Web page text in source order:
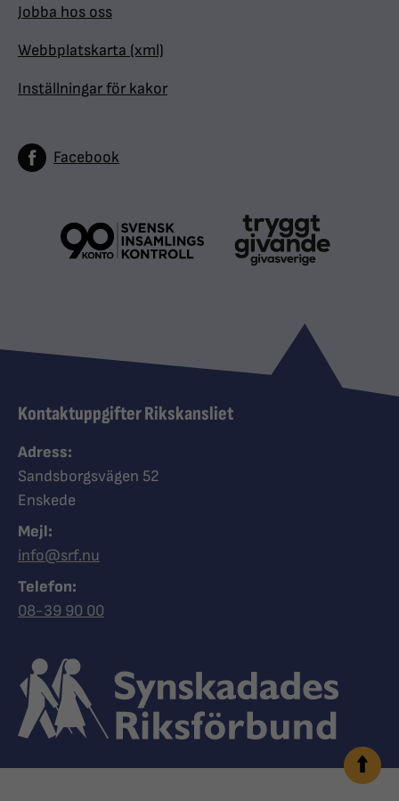
Jobba hos oss
Webbplatskarta (xml)
Inställningar för kakor
Facebook
Kontaktuppgifter Rikskansliet
Adress:
Sandsborgsvägen 52
Enskede
Mejl:
info@srf.nu
Telefon:
Ring Synskadades riksförbund
08-39 90 00